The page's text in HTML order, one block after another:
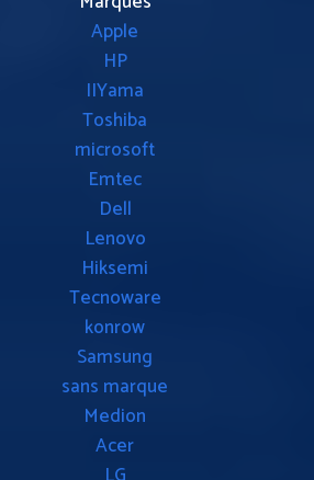
Apple
HP
IIYama
Toshiba
microsoft
Emtec
Dell
Lenovo
Hiksemi
Tecnoware
konrow
Samsung
sans marque
Medion
Acer